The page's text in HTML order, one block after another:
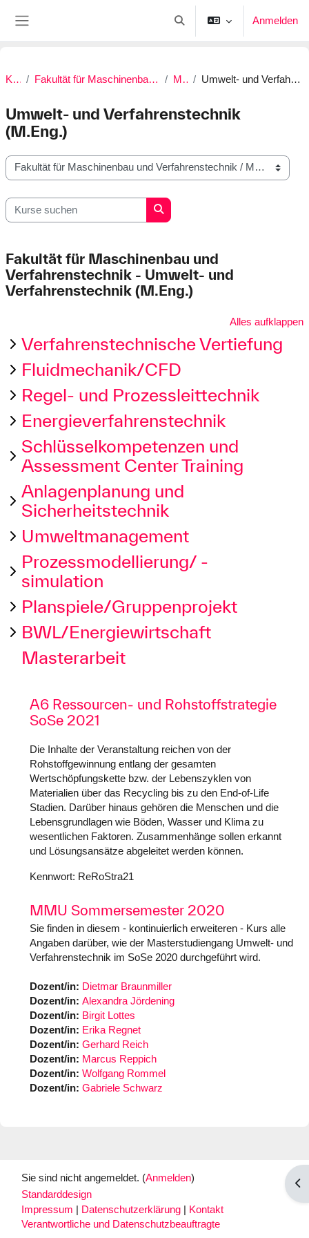
Sucheingabe umschalten
Anmelden
Kurse Fakultät für Maschinenbau und Verfahrenstechnik Master Umwelt- und Verfahrenstechnik (M.Eng.)
Umwelt- und Verfahrenstechnik
(M.Eng.)
Kursbereiche
Kurse suchen
Kurse suchen
Fakultät für Maschinenbau und
Verfahrenstechnik - Umwelt- und
Verfahrenstechnik (M.Eng.)
Alles aufklappen
Verfahrenstechnische Vertiefung
Fluidmechanik/CFD
Regel- und Prozessleittechnik
Energieverfahrenstechnik
Schlüsselkompetenzen und
Assessment Center Training
Anlagenplanung und
Sicherheitstechnik
Umweltmanagement
Prozessmodellierung/ -
simulation
Planspiele/Gruppenprojekt
BWL/Energiewirtschaft
Masterarbeit
A6 Ressourcen- und Rohstoffstrategie
SoSe 2021
Die Inhalte der Veranstaltung reichen von der
Rohstoffgewinnung entlang der gesamten
Wertschöpfungskette bzw. der Lebenszyklen von
Materialien über das Recycling bis zu den End-of-Life
Stadien. Darüber hinaus gehören die Menschen und die
Lebensgrundlagen wie Böden, Wasser und Klima zu
wesentlichen Faktoren. Zusammenhänge sollen erkannt
und Lösungsansätze abgeleitet werden können.
Kennwort: ReRoStra21
MMU Sommersemester 2020
Sie finden in diesem - kontinuierlich erweiteren - Kurs alle
Angaben darüber, wie der Masterstudiengang Umwelt- und
Verfahrenstechnik im SoSe 2020 durchgeführt wird.
Dozent/in: Dietmar Braunmiller
Dozent/in: Alexandra Jördening
Dozent/in: Birgit Lottes
Dozent/in: Erika Regnet
Dozent/in: Gerhard Reich
Dozent/in: Marcus Reppich
Dozent/in: Wolfgang Rommel
Dozent/in: Gabriele Schwarz
Sie sind nicht angemeldet. (Anmelden)
Standarddesign
Impressum
Datenschutzerklärung
Kontakt
Verantwortliche und Datenschutzbeauftragte